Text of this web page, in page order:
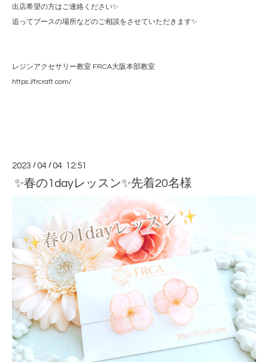
出店希望の方はご連絡ください✨
追ってブースの場所などのご相談をさせていただきます✨
レジンアクセサリー教室 FRCA大阪本部教室
https://frcraft.com/
2023 /04 /04 12:51
✨春の1dayレッスン✨先着20名様